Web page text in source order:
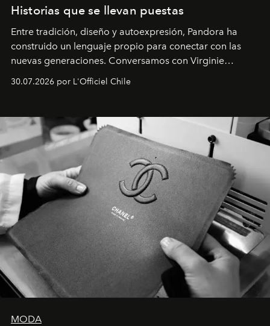
Historias que se llevan puestas
Entre tradición, diseño y autoexpresión, Pandora ha
construido un lenguaje propio para conectar con las
nuevas generaciones. Conversamos con Virginie
Dubray, la responsable de marketing para
Latinoamérica, sobre identidad, cultura y el valor
30.07.2026 por L'Officiel Chile
MODA